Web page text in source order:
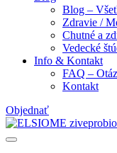
Blog –
Zdravie /
Chutné a
Vedecké
Info & Kontakt
FAQ –
Kontakt
Objednať